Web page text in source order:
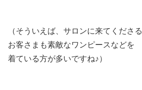
（そういえば、サロンに来てくださる
お客さまも素敵なワンピースなどを
着ている方が多いですね♪）